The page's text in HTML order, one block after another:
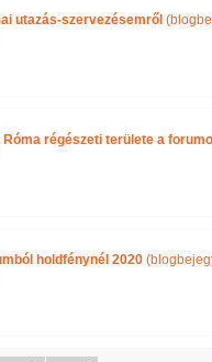
utazás-szervezésemről
régészeti területe a
holdfénynél 2020